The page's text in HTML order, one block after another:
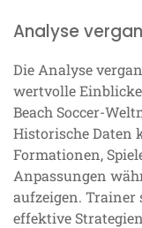
Analyse
Die Analyse
wertvolle
Beach Soccer-
Historische Daten
Formationen,
Anpassungen
aufzeigen.
effektive